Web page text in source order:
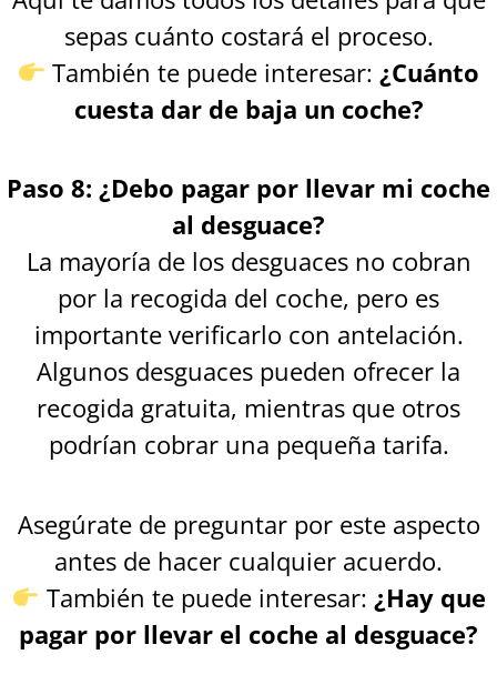
sepas cuánto costará el proceso.
También te puede interesar: ¿Cuánto
cuesta dar de baja un coche?
Paso 8: ¿Debo pagar por llevar mi coche
al desguace?
La mayoría de los desguaces no cobran
por la recogida del coche, pero es
importante verificarlo con antelación.
Algunos desguaces pueden ofrecer la
recogida gratuita, mientras que otros
podrían cobrar una pequeña tarifa.
Asegúrate de preguntar por este aspecto
antes de hacer cualquier acuerdo.
También te puede interesar: ¿Hay que
pagar por llevar el coche al desguace?